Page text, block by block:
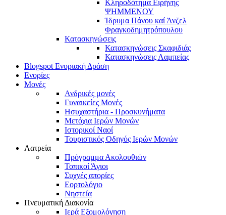
Κληροδότημα Ειρήνης
ΨΗΜΜΕΝΟΥ
Ίδρυμα Πάνου καί Άνζελ
Φραγκοδημητρόπουλου
Κατασκηνώσεις
Κατασκηνώσεις Σκαφιδιάς
Κατασκηνώσεις Λαμπείας
Blogspot Ενοριακή Δράση
Ενορίες
Μονές
Ανδρικές μονές
Γυναικείες Μονές
Ησυχαστήρια - Προσκυνήματα
Μετόχια Ιερών Μονών
Ιστορικοί Ναοί
Τουριστικός Οδηγός Ιερών Μονών
Λατρεία
Πρόγραμμα Ακολουθιών
Τοπικοί Άγιοι
Συχνές απορίες
Εορτολόγιο
Νηστεία
Πνευματική Διακονία
Ιερά Εξομολόγηση